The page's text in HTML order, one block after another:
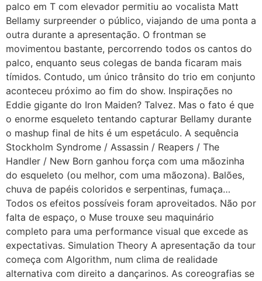
palco em T com elevador permitiu ao vocalista Matt
Bellamy surpreender o público, viajando de uma ponta a
outra durante a apresentação. O frontman se
movimentou bastante, percorrendo todos os cantos do
palco, enquanto seus colegas de banda ficaram mais
tímidos. Contudo, um único trânsito do trio em conjunto
aconteceu próximo ao fim do show. Inspirações no
Eddie gigante do Iron Maiden? Talvez. Mas o fato é que
o enorme esqueleto tentando capturar Bellamy durante
o mashup final de hits é um espetáculo. A sequência
Stockholm Syndrome / Assassin / Reapers / The
Handler / New Born ganhou força com uma mãozinha
do esqueleto (ou melhor, com uma mãozona). Balões,
chuva de papéis coloridos e serpentinas, fumaça…
Todos os efeitos possíveis foram aproveitados. Não por
falta de espaço, o Muse trouxe seu maquinário
completo para uma performance visual que excede as
expectativas. Simulation Theory A apresentação da tour
começa com Algorithm, num clima de realidade
alternativa com direito a dançarinos. As coreografias se